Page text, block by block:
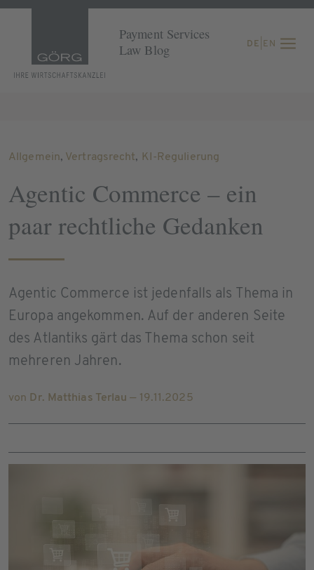
Payment Services
Law Blog
DE EN
Allgemein, Vertragsrecht, KI-Regulierung
Agentic Commerce – ein
paar rechtliche Gedanken
Agentic Commerce ist jedenfalls als Thema in
Europa angekommen. Auf der anderen Seite
des Atlantiks gärt das Thema schon seit
mehreren Jahren.
von Dr. Matthias Terlau — 19.11.2025